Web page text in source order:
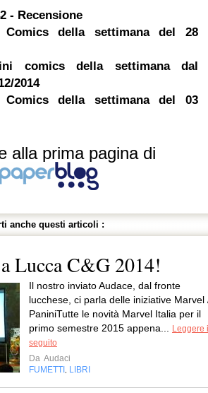
- Recensione
della settimana del 28
comics della settimana dal
2014
della settimana del 03
alla prima pagina di
anche questi articoli :
Lucca C&G 2014!
Il nostro inviato Audace, dal fronte
lucchese, ci parla delle iniziative Marvel
PaniniTutte le novità Marvel Italia per il
primo semestre 2015 appena...
Leggere
seguito
Da Audaci
FUMETTI
LIBRI